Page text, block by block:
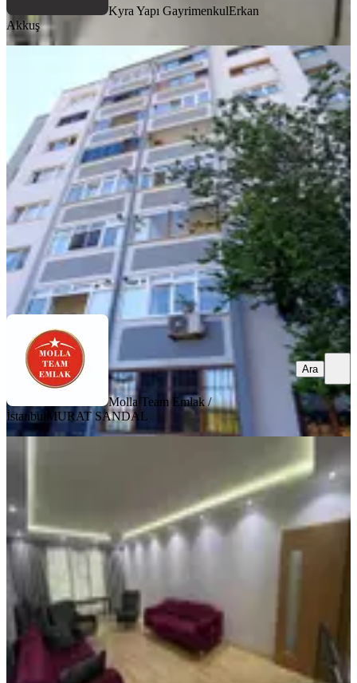
Kyra Yapı GayrimenkulErkan
Akkuş
Molla Team'den Güzeltepe Belediye
Konutlarında Ferah, Geniş 3+1
Kiralık Daire
Eyüpsultan, Güzeltepe Mahallesi
3+1· 100 m²·5. Kat·07.07.2026
49.000 ₺
Molla Team Emlak /İstanbul MURAT SANDAL
Ara
Molla Team Emlak /
İstanbul MURAT SANDAL
Ara
Para'dn Full Yeni Eşyali 3+1 Ayrı
Mutfak Cadde Üzeri Geniş
Eyüpsultan, Güzeltepe Mahallesi
3+1
·130 m² ·1. Kat ·07.07.2026
60.000 ₺
Paranın Merkezi Gayrimenkulhesam javaheri
Ara